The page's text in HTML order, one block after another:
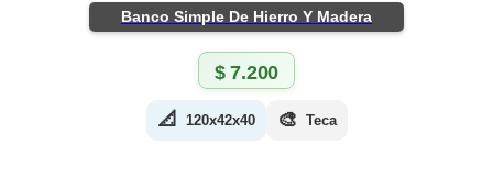
Banco Simple De Hierro Y Madera
$7.200
📐 120x42x40 🎨 Teca